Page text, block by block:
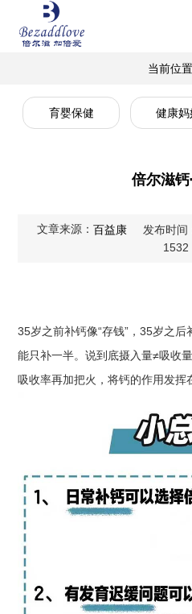
当前位置
育婴保健 健康妈
倍尔滋钙
文章来源： 百益康 发布时
1532
35岁之前补钙像“存钱”，35岁之后
能只补一半。说到底摄入量≠吸收
吸收率再加把火，将钙的作用发挥